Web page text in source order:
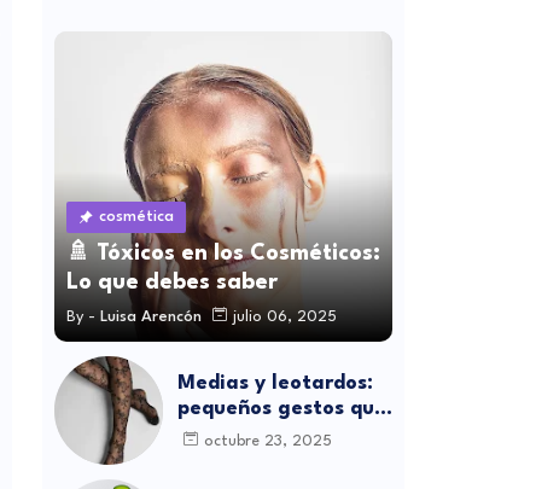
cosmética
🚿 Tóxicos en los Cosméticos:
Lo que debes saber
By - Luisa Arencón julio 06, 2025
Medias y leotardos:
pequeños gestos que
transforman cómo
octubre 23, 2025